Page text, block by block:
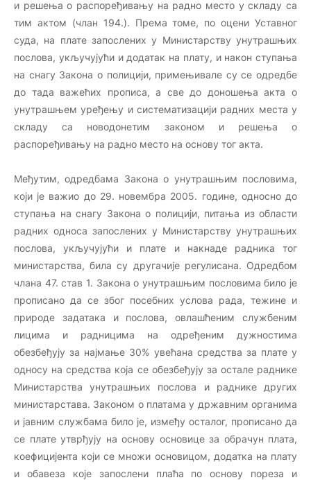
и решења о распоређивању на радно место у складу са
тим актом (члан 194.). Према томе, по оцени Уставног
суда, на плате запослених у Министарству унутрашњих
послова, укључујући и додатак на плату, и након ступања
на снагу Закона о полицији, примењивале су се одредбе
до тада важећих прописа, а све до доношења акта о
унутрашњем уређењу и систематизацији радних места у
складу са новодонетим законом и решења о
распоређивању на радно место на основу тог акта.
Међутим, одредбама Закона о унутрашњим пословима,
који је важио до 29. новембра 2005. године, односно до
ступања на снагу Закона о полицији, питања из области
радних односа запослених у Министарству унутрашњих
послова, укључујући и плате и накнаде радника тог
министарства, била су другачије регулисана. Одредбом
члана 47. став 1. Закона о унутрашњим пословима било је
прописано да се због посебних услова рада, тежине и
природе задатака и послова, овлашћеним службеним
лицима и радницима на одређеним дужностима
обезбеђују за најмање 30% увећана средства за плате у
односу на средства која се обезбеђују за остале раднике
Министарства унутрашњих послова и раднике других
министарстава. Законом о платама у државним органима
и јавним службама било је, између осталог, прописано да
се плате утврђују на основу основице за обрачун плата,
коефицијента који се множи основицом, додатка на плату
и обавеза које запослени плаћа по основу пореза и